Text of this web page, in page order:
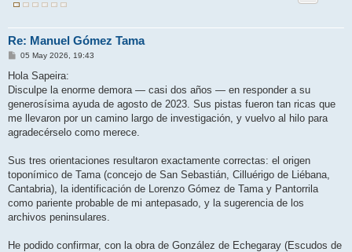
Re: Manuel Gómez Tama
M
n
a
j
05 May 2026, 19:43
Hola Sapeira:
Disculpe la enorme demora — casi dos años — en responder a su
generosísima ayuda de agosto de 2023. Sus pistas fueron tan ricas que
me llevaron por un camino largo de investigación, y vuelvo al hilo para
agradecérselo como merece.
Sus tres orientaciones resultaron exactamente correctas: el origen
toponímico de Tama (concejo de San Sebastián, Cilluérigo de Liébana,
Cantabria), la identificación de Lorenzo Gómez de Tama y Pantorrila
como pariente probable de mi antepasado, y la sugerencia de los
archivos peninsulares.
He podido confirmar, con la obra de González de Echegaray (Escudos de